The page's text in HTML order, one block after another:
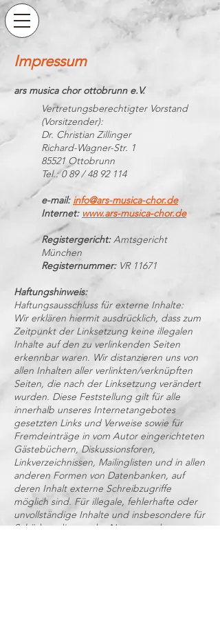
Impressum
ars musica chor ottobrunn e.V.
Vertretungsberechtigter Vorstand
(Vorsitzender):
Dr. Christian Zillinger
Richard-Wagner-Str. 1
85521 Ottobrunn
Tel.: 0 89 / 48 92 114
e-mail: info@ars-musica-chor.de
Internet: www.ars-musica-chor.de
Registergericht:Amtsgericht
München
Registernummer:VR 11671
Haftungshinweis:
Haftungsausschluss für externe Inhalte:
Wir erklären hiermit ausdrücklich, dass zum
Zeitpunkt der Linksetzung keine illegalen
Inhalte auf den zu verlinkenden Seiten
erkennbar waren. Wir distanzieren uns von
allen Inhalten aller verlinkten/verknüpften
Seiten, die nach der Linksetzung verändert
wurden. Diese Feststellung gilt für alle
innerhalb unseres Internetangebotes
gesetzten Links und Verweise sowie für
Fremdeinträge in vom Autor eingerichteten
Gästebüchern, Diskussionsforen,
Linkverzeichnissen, Mailinglisten und in allen
anderen Formen von Datenbanken, auf
deren Inhalt externe Schreibzugriffe
möglich sind. Für illegale, fehlerhafte oder
unvollständige Inhalte und insbesondere für
Schäden, die aus der Nutzung oder